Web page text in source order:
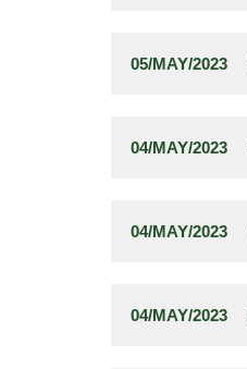
05/MAY/2023
04/MAY/2023
04/MAY/2023
04/MAY/2023